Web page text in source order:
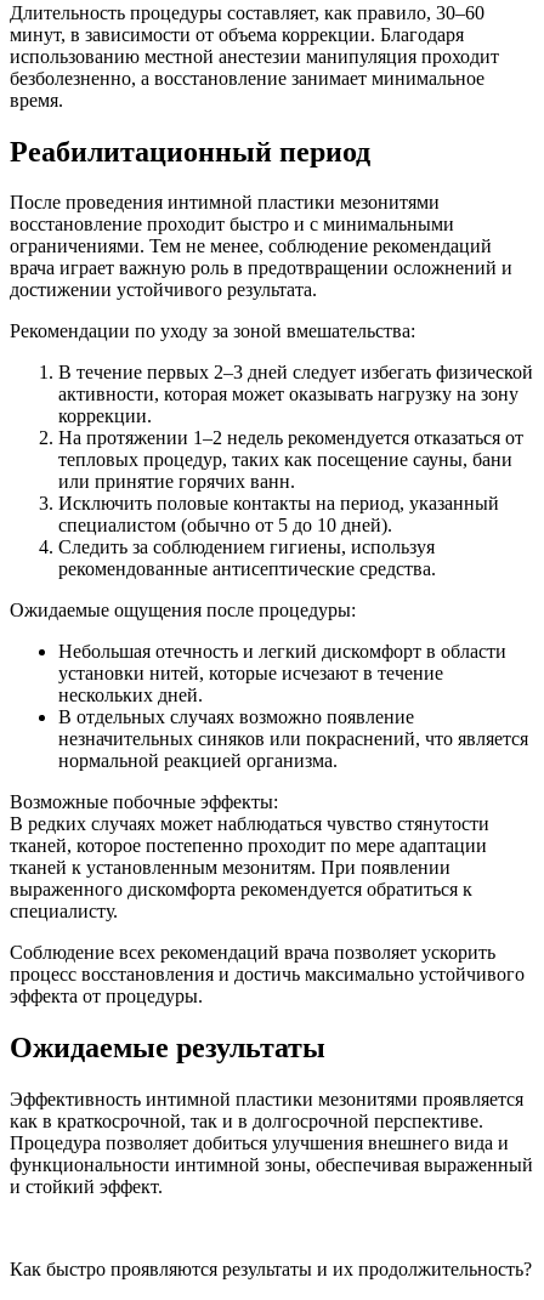
Длительность процедуры составляет, как правило, 30–60
минут, в зависимости от объема коррекции. Благодаря
использованию местной анестезии манипуляция проходит
безболезненно, а восстановление занимает минимальное
время.
Реабилитационный период
После проведения интимной пластики мезонитями
восстановление проходит быстро и с минимальными
ограничениями. Тем не менее, соблюдение рекомендаций
врача играет важную роль в предотвращении осложнений и
достижении устойчивого результата.
Рекомендации по уходу за зоной вмешательства:
В течение первых 2–3 дней следует избегать физической
активности, которая может оказывать нагрузку на зону
коррекции.
На протяжении 1–2 недель рекомендуется отказаться от
тепловых процедур, таких как посещение сауны, бани
или принятие горячих ванн.
Исключить половые контакты на период, указанный
специалистом (обычно от 5 до 10 дней).
Следить за соблюдением гигиены, используя
рекомендованные антисептические средства.
Ожидаемые ощущения после процедуры:
Небольшая отечность и легкий дискомфорт в области
установки нитей, которые исчезают в течение
нескольких дней.
В отдельных случаях возможно появление
незначительных синяков или покраснений, что является
нормальной реакцией организма.
Возможные побочные эффекты:
В редких случаях может наблюдаться чувство стянутости
тканей, которое постепенно проходит по мере адаптации
тканей к установленным мезонитям. При появлении
выраженного дискомфорта рекомендуется обратиться к
специалисту.
Соблюдение всех рекомендаций врача позволяет ускорить
процесс восстановления и достичь максимально устойчивого
эффекта от процедуры.
Ожидаемые результаты
Эффективность интимной пластики мезонитями проявляется
как в краткосрочной, так и в долгосрочной перспективе.
Процедура позволяет добиться улучшения внешнего вида и
функциональности интимной зоны, обеспечивая выраженный
и стойкий эффект.
Как быстро проявляются результаты и их продолжительность?